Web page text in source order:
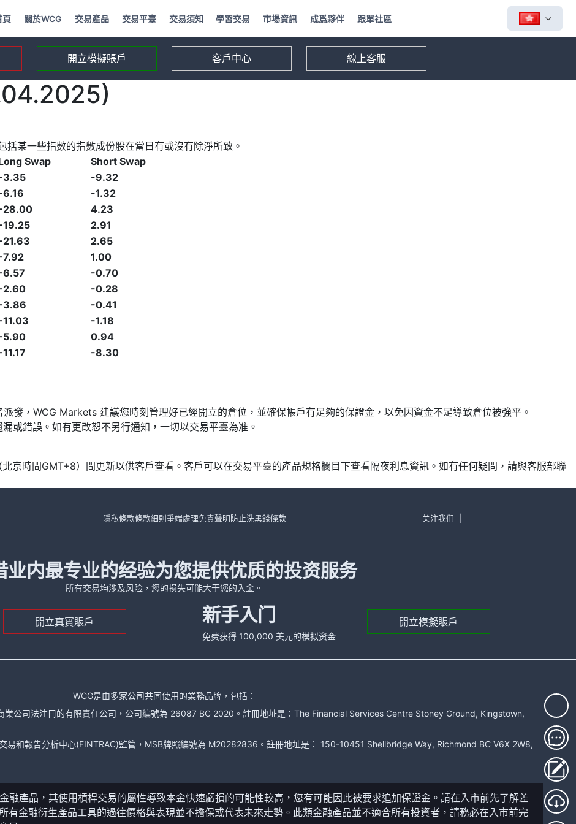
頁 關於WCG 交易產品 交易平臺 交易須知 學習交易 市場資訊 成爲夥伴 跟單社區
開立模擬賬戶 客戶中心 線上客服
某一些指數的指數成份股在當日有或沒有除淨所致。
Swap
Short Swap
3.35
-9.32
6.16
-1.32
28.00
4.23
19.25
2.91
21.63
2.65
7.92
1.00
6.57
-0.70
2.60
-0.28
3.86
-0.41
11.03
-1.18
5.90
0.94
-8.30
發，WCG Markets 建議您時刻管理好已經開立的倉位，並確保帳戶有足夠的保證金，以免因資金不足導致倉位被強平。
或錯誤。如有更改恕不另行通知，一切以交易平臺為准。
京時間GMT+8）間更新以供客戶查看。客戶可以在交易平臺的產品規格欄目下查看隔夜利息資訊。如有任何疑問，請與客服部聯
隱私條款條款細則 爭端處理免責聲明 防止洗黑錢條款 关注我们
业内最专业的经验为您提供优质的投资服务
所有交易均涉及风险，您的损失可能大于您的入金。
開立真實賬戶 新手入门
免费获得 100,000 美元的模拟资金
開立模擬賬戶
WCG是由多家公司共同使用的業務品牌，包括：
公司法注冊的有限責任公司，公司編號為 26087 BC 2020。註冊地址是：The Financial Services Centre Stoney Ground, Kingstown,
易和報告分析中心(FINTRAC)監管，MSB牌照編號為 M20282836。註冊地址是： 150-10451 Shellbridge Way, Richmond BC V6X 2W8,
融產品，其使用槓桿交易的屬性導致本金快速虧損的可能性較高，您有可能因此被要求追加保證金。請在入市前先了解差
有金融衍生產品工具的過往價格與表現並不擔保或代表未來走勢。此類金融產品並不適合所有投資者，請務必在入市前完